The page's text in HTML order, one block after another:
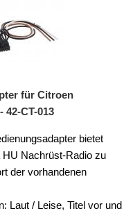
für Citroen
42-CT-013
bietet
HU Nachrüst-Radio zu
der vorhandenen
Laut / Leise, Titel vor und